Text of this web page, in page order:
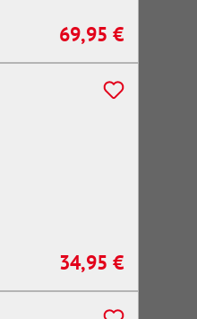
Regulärer Preis:
69,95 €
Regulärer Preis:
34,95 €